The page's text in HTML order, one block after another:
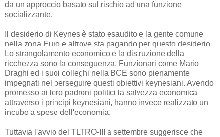
da un approccio basato sul rischio ad una funzione
socializzante.
Il desiderio di Keynes è stato esaudito e la gente comune
nella zona Euro e altrove sta pagando per questo desiderio.
Lo strangolamento economico e la distruzione della
ricchezza sono la conseguenza. Funzionari come Mario
Draghi ed i suoi colleghi nella BCE sono pienamente
impegnati nel perseguire questi obiettivi keynesiani. Avendo
promesso ai loro padroni politici la salvezza economica
attraverso i principi keynesiani, hanno invece realizzato un
incubo a spese dell'economia.
Tuttavia l'avvio del TLTRO-III a settembre suggerisce che